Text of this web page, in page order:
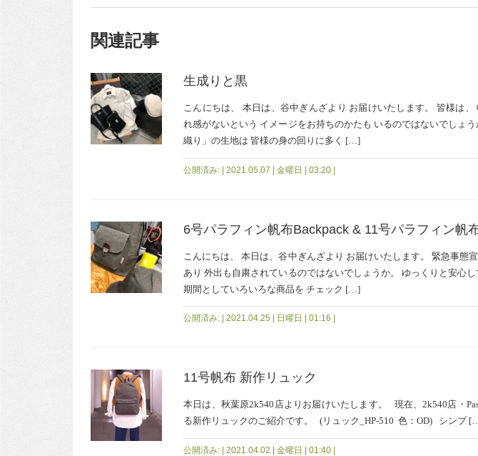
関連記事
生成りと黒
こんにちは、 本日は、谷中ぎんざより お届けいたします。 皆様は
れ感がないという イメージをお持ちのかたも いるのではないでしょ
織り」の生地は 皆様の身の回りに多く […]
公開済み: | 2021.05.07 | 金曜日 | 03:20 |
6号パラフィン帆布Backpack & 11号パラフィン帆
こんにちは、 本日は、谷中ぎんざより お届けいたします。 緊急事態
あり 外出も自粛されているのではないでしょうか。 ゆっくりと安心
期間としていろいろな商品を チェック […]
公開済み: | 2021.04.25 | 日曜日 | 01:16 |
11号帆布 新作リュック
本日は、秋葉原2k540店よりお届けいたします。 現在、2k540店・
る新作リュックのご紹介です。 (リュック_HP-510 色：OD) シンプ
公開済み: | 2021.04.02 | 金曜日 | 01:40 |